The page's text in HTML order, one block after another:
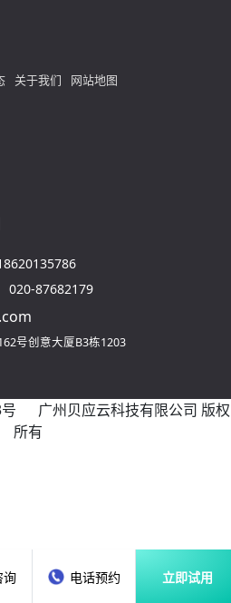
询 电话预约 立即试用
关于我们 网站地图
020-87682179
号创意大厦B3栋1203
广州贝应云科技有限公司 版权
所有